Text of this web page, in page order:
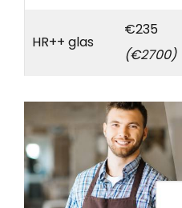
HR++ glas
€235
(€2700)